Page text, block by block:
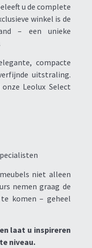
u de complete
winkel is de
– een unieke
compacte
uitstraling.
Leolux Select
niet alleen
nemen graag de
komen – geheel
laat u inspireren
niveau.